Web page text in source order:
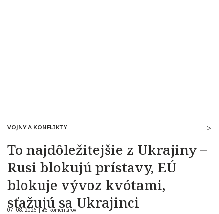
VOJNY A KONFLIKTY
To najdôležitejšie z Ukrajiny –
Rusi blokujú prístavy, EÚ
blokuje vývoz kvótami,
sťažujú sa Ukrajinci
07. 08. 2026 |26 komentárov